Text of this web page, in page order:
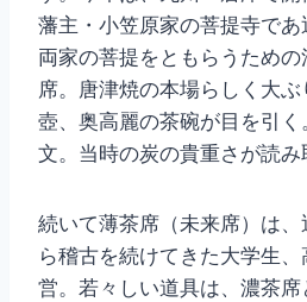
藩主・小笠原家の菩提寺で
両家の菩提をともらうため
席。唐津焼の本場らしく大
壺、奥高麗の茶碗が目を引
文。当時の炭の貴重さが読み
続いて薄茶席（未来席）は
ら稽古を続けてきた大学生
営。若々しい道具は、濃茶